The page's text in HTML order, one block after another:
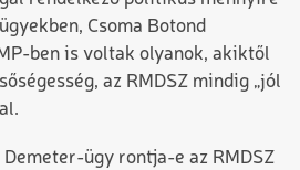
Csoma Botond
ben is voltak olyanok, akiktől
az RMDSZ mindig „jól
kal.
ügy rontja-e az RMDSZ